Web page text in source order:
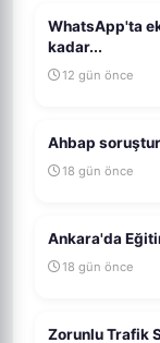
WhatsApp'ta
kadar...
12 gün önce
Ahbap
18 gün önce
18 gün önce
Zorunlu Trafik